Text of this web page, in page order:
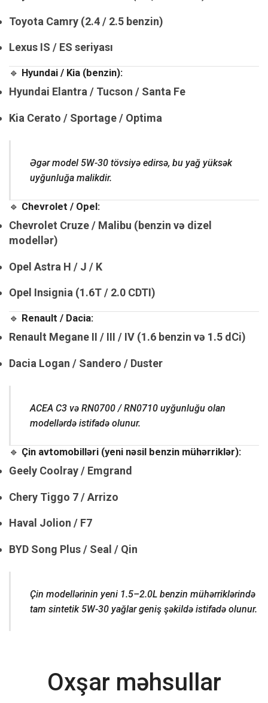
Toyota Camry (2.4 / 2.5 benzin)
Lexus IS / ES seriyası
🔹 Hyundai / Kia (benzin):
Hyundai Elantra / Tucson / Santa Fe
Kia Cerato / Sportage / Optima
Əgər model 5W-30 tövsiyə edirsə, bu yağ yüksək
uyğunluğa malikdir.
🔹 Chevrolet / Opel:
Chevrolet Cruze / Malibu (benzin və dizel
modellər)
Opel Astra H / J / K
Opel Insignia (1.6T / 2.0 CDTI)
🔹 Renault / Dacia:
Renault Megane II / III / IV (1.6 benzin və 1.5 dCi)
Dacia Logan / Sandero / Duster
ACEA C3 və RN0700 / RN0710 uyğunluğu olan
modellərdə istifadə olunur.
🔹 Çin avtomobilləri (yeni nəsil benzin mühərriklər):
Geely Coolray / Emgrand
Chery Tiggo 7 / Arrizo
Haval Jolion / F7
BYD Song Plus / Seal / Qin
Çin modellərinin yeni 1.5–2.0L benzin mühərriklərində
tam sintetik 5W-30 yağlar geniş şəkildə istifadə olunur.
Oxşar məhsullar